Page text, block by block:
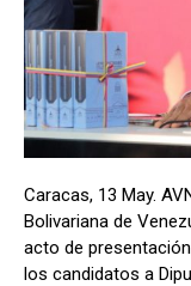
Caracas, 13 May.
Bolivariana de
acto de
los candidatos a